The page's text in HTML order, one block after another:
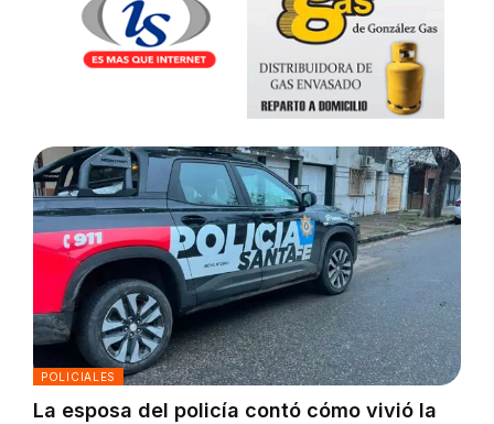
POLICIALES
La esposa del policía contó cómo vivió la